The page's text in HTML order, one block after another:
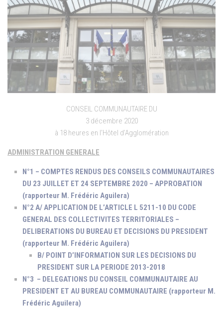
CONSEIL COMMUNAUTAIRE DU
3 décembre 2020
à 18 heures en l’Hôtel d’Agglomération
ADMINISTRATION GENERALE
N°1 – COMPTES RENDUS DES CONSEILS COMMUNAUTAIRES
DU 23 JUILLET ET 24 SEPTEMBRE 2020 – APPROBATION
(rapporteur M. Frédéric Aguilera)
N°2 A/ APPLICATION DE L’ARTICLE L 5211-10 DU CODE
GENERAL DES COLLECTIVITES TERRITORIALES –
DELIBERATIONS DU BUREAU ET DECISIONS DU PRESIDENT
(rapporteur M. Frédéric Aguilera)
B/ POINT D’INFORMATION SUR LES DECISIONS DU
PRESIDENT SUR LA PERIODE 2013-2018
N°3 – DELEGATIONS DU CONSEIL COMMUNAUTAIRE AU
PRESIDENT ET AU BUREAU COMMUNAUTAIRE (rapporteur M.
Frédéric Aguilera)